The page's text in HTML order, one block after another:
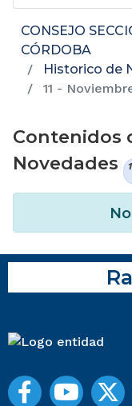
CONSEJO
CÓRDOBA
Historico de
11 -
Contenidos
Novedades